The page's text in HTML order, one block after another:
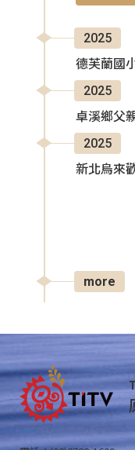
2025
德芙蘭國
2025
卓溪鄉父
2025
新北烏來
more